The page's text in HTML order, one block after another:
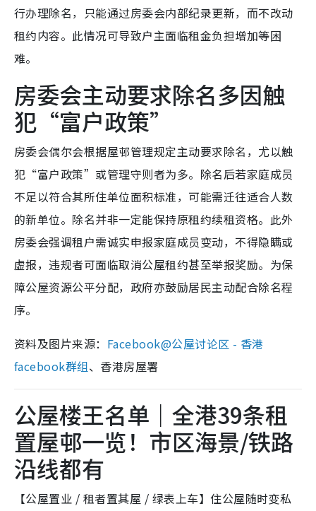
行办理除名，只能通过房委会内部纪录更新，而不改动
租约内容。此情况可导致户主面临租金负担增加等困
难。
房委会主动要求除名多因触
犯“富户政策”
房委会偶尔会根据屋邨管理规定主动要求除名，尤以触
犯“富户政策”或管理守则者为多。除名后若家庭成员
不足以符合其所住单位面积标准，可能需迁往适合人数
的新单位。除名并非一定能保持原租约续租资格。此外
房委会强调租户需诚实申报家庭成员变动，不得隐瞒或
虚报，违规者可面临取消公屋租约甚至举报奖励。为保
障公屋资源公平分配，政府亦鼓励居民主动配合除名程
序。
资料及图片来源： Facebook@公屋讨论区 - 香港
facebook群组、香港房屋署
公屋楼王名单｜全港39条租
置屋邨一览！市区海景/铁路
沿线都有
【公屋置业 / 租者置其屋 / 绿表上车】住公屋随时变私